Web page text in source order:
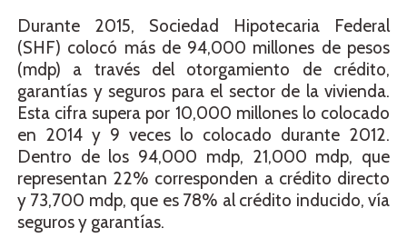
Durante 2015, Sociedad Hipotecaria Federal
(SHF) colocó más de 94,000 millones de pesos
(mdp) a través del otorgamiento de crédito,
garantías y seguros para el sector de la vivienda.
Esta cifra supera por 10,000 millones lo colocado
en 2014 y 9 veces lo colocado durante 2012.
Dentro de los 94,000 mdp, 21,000 mdp, que
representan 22% corresponden a crédito directo
y 73,700 mdp, que es 78% al crédito inducido, vía
seguros y garantías.